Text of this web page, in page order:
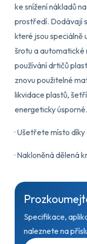
ke snížení nákladů
prostředí. Dodávají
které jsou speciálně
šrotu a automatické
používání drtičů
znovu použitelné
likvidace plastů,
energeticky úsporné.
· Ušetřete místo
· Nakloněná dělená
Specifikace,
naleznete na